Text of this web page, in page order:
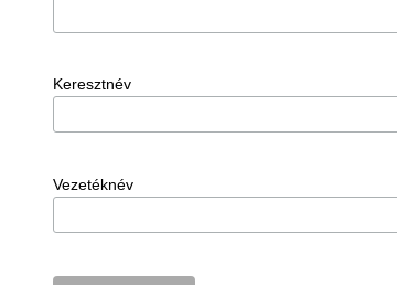
Keresztnév
Vezetéknév